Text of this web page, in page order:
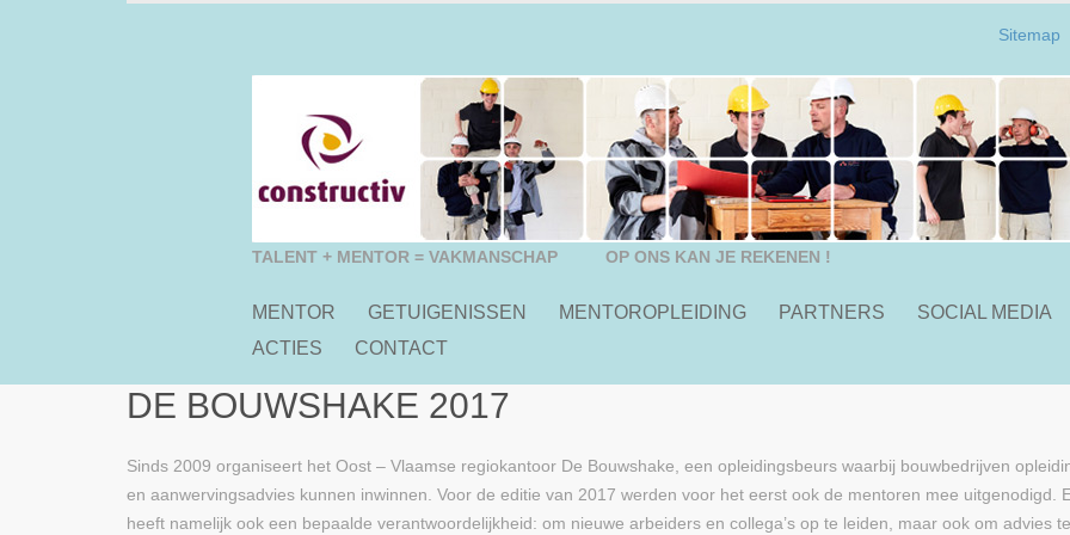
TALENT + MENTOR = VAKMANSCHAP OP ONS KAN JE REKENEN !
MENTOR GETUIGENISSEN MENTOROPLEIDING PARTNERS SOCIAL MEDIA
ACTIES
CONTACT
Sitemap
DE BOUWSHAKE 2017
Sinds 2009 organiseert het Oost – Vlaamse regiokantoor De Bouwshake, een opleidingsbeurs waarbij bouwbedrijven
en aanwervingsadvies kunnen inwinnen. Voor de editie van 2017 werden voor het eerst ook de mentoren mee uitgenodigd.
heeft namelijk ook een bepaalde verantwoordelijkheid: om nieuwe arbeiders en collega’s op te leiden, maar ook om advies